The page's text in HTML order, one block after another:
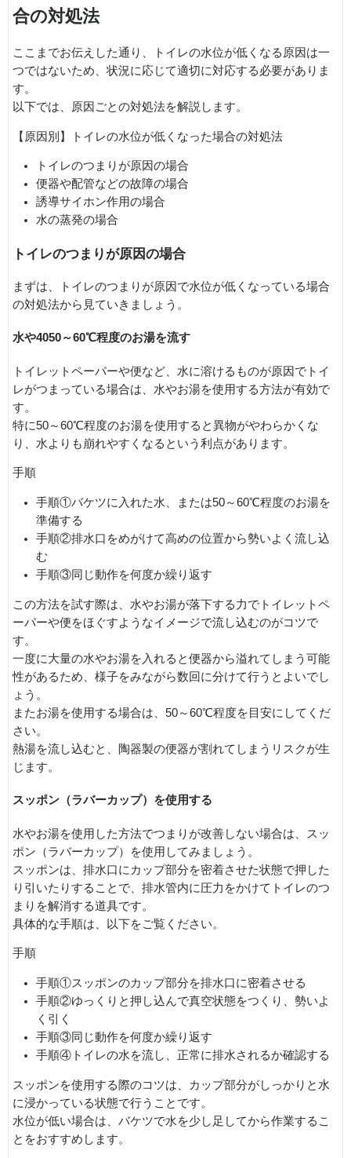
合の対処法
ここまでお伝えした通り、トイレの水位が低くなる原因は一
つではないため、状況に応じて適切に対応する必要がありま
す。
以下では、原因ごとの対処法を解説します。
【原因別】トイレの水位が低くなった場合の対処法
トイレのつまりが原因の場合
便器や配管などの故障の場合
誘導サイホン作用の場合
水の蒸発の場合
トイレのつまりが原因の場合
まずは、トイレのつまりが原因で水位が低くなっている場合
の対処法から見ていきましょう。
水や4050～60℃程度のお湯を流す
トイレットペーパーや便など、水に溶けるものが原因でトイ
レがつまっている場合は、水やお湯を使用する方法が有効で
す。
特に50～60℃程度のお湯を使用すると異物がやわらかくな
り、水よりも崩れやすくなるという利点があります。
手順
手順①バケツに入れた水、または50～60℃程度のお湯を
準備する
手順②排水口をめがけて高めの位置から勢いよく流し込
む
手順③同じ動作を何度か繰り返す
この方法を試す際は、水やお湯が落下する力でトイレットペ
ーパーや便をほぐすようなイメージで流し込むのがコツで
す。
一度に大量の水やお湯を入れると便器から溢れてしまう可能
性があるため、様子をみながら数回に分けて行うとよいでし
ょう。
またお湯を使用する場合は、50～60℃程度を目安にしてくだ
さい。
熱湯を流し込むと、陶器製の便器が割れてしまうリスクが生
じます。
スッポン（ラバーカップ）を使用する
水やお湯を使用した方法でつまりが改善しない場合は、スッ
ポン（ラバーカップ）を使用してみましょう。
スッポンは、排水口にカップ部分を密着させた状態で押した
り引いたりすることで、排水管内に圧力をかけてトイレのつ
まりを解消する道具です。
具体的な手順は、以下をご覧ください。
手順
手順①スッポンのカップ部分を排水口に密着させる
手順②ゆっくりと押し込んで真空状態をつくり、勢いよ
く引く
手順③同じ動作を何度か繰り返す
手順④トイレの水を流し、正常に排水されるか確認する
スッポンを使用する際のコツは、カップ部分がしっかりと水
に浸かっている状態で行うことです。
水位が低い場合は、バケツで水を少し足してから作業するこ
とをおすすめします。